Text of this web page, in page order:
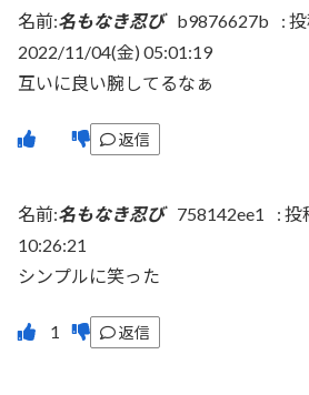
名前:名もなき忍び b9876627b : 投
2022/11/04(金) 05:01:19
互いに良い腕してるなぁ
返信
名前:名もなき忍び 758142ee1 : 投
10:26:21
シンプルに笑った
返信